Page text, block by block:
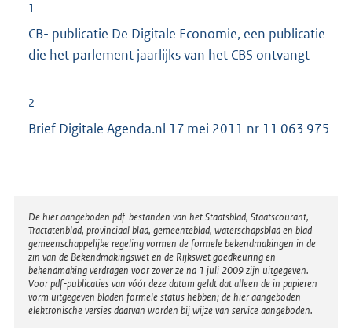
1
CB- publicatie De Digitale Economie, een publicatie
die het parlement jaarlijks van het CBS ontvangt
2
Brief Digitale Agenda.nl 17 mei 2011 nr 11 063 975
Disclaimer
De hier aangeboden pdf-bestanden van het Staatsblad, Staatscourant,
Tractatenblad, provinciaal blad, gemeenteblad, waterschapsblad en blad
gemeenschappelijke regeling vormen de formele bekendmakingen in de
zin van de Bekendmakingswet en de Rijkswet goedkeuring en
bekendmaking verdragen voor zover ze na 1 juli 2009 zijn uitgegeven.
Voor pdf-publicaties van vóór deze datum geldt dat alleen de in papieren
vorm uitgegeven bladen formele status hebben; de hier aangeboden
elektronische versies daarvan worden bij wijze van service aangeboden.